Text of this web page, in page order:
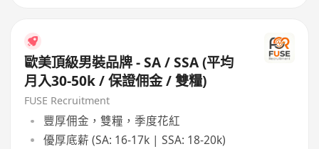
歐美頂級男裝品牌 - SA / SSA (平均
月入30-50k / 保證佣金 / 雙糧)
FUSE Recruitment
豐厚佣金，雙糧，季度花紅
優厚底薪 (SA: 16-17k | SSA: 18-20k)